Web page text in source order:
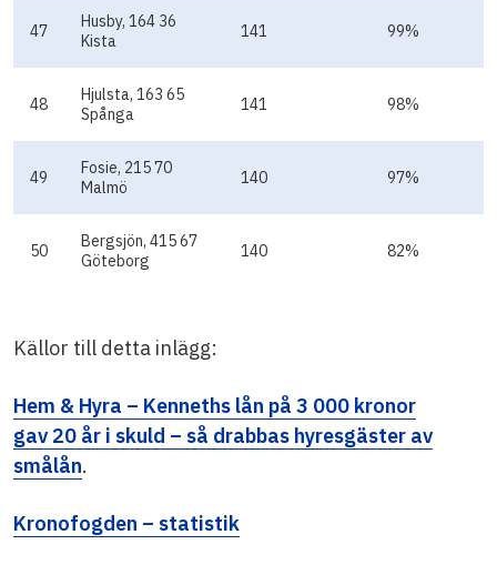
47
Husby, 164 36
Kista
141 99%
48
Hjulsta, 163 65
Spånga
141 98%
49
Fosie, 215 70
Malmö
140 97%
50
Bergsjön, 415 67
Göteborg
140 82%
Källor till detta inlägg:
Hem & Hyra – Kenneths lån på 3 000 kronor
gav 20 år i skuld – så drabbas hyresgäster av
smålån.
Kronofogden – statistik